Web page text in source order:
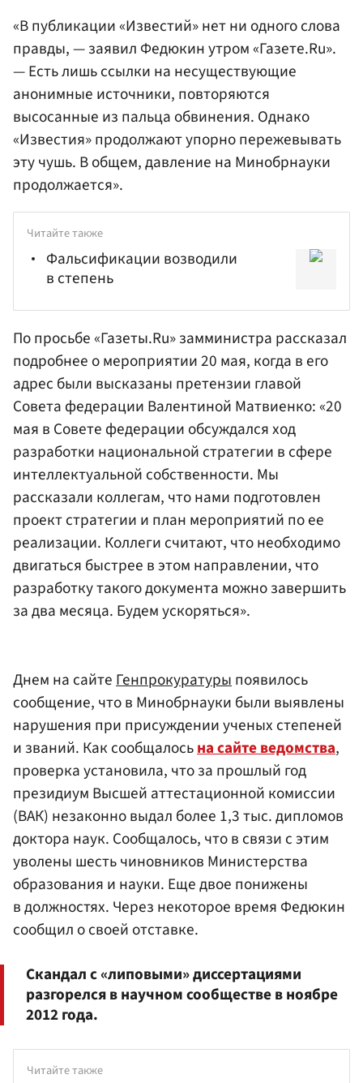
«В публикации «Известий» нет ни одного слова
правды, — заявил Федюкин утром «Газете.Ru».
— Есть лишь ссылки на несуществующие
анонимные источники, повторяются
высосанные из пальца обвинения. Однако
«Известия» продолжают упорно пережевывать
эту чушь. В общем, давление на Минобрнауки
продолжается».
Читайте также
Фальсификации возводили
в степень
По просьбе «Газеты.Ru» замминистра рассказал
подробнее о мероприятии 20 мая, когда в его
адрес были высказаны претензии главой
Совета федерации Валентиной Матвиенко: «20
мая в Совете федерации обсуждался ход
разработки национальной стратегии в сфере
интеллектуальной собственности. Мы
рассказали коллегам, что нами подготовлен
проект стратегии и план мероприятий по ее
реализации. Коллеги считают, что необходимо
двигаться быстрее в этом направлении, что
разработку такого документа можно завершить
за два месяца. Будем ускоряться».
Днем на сайтеГенпрокуратурыпоявилось
сообщение, что в Минобрнауки были выявлены
нарушения при присуждении ученых степеней
и званий. Как сообщалосьна сайте ведомства,
проверка установила, что за прошлый год
президиум Высшей аттестационной комиссии
(ВАК) незаконно выдал более 1,3 тыс. дипломов
доктора наук. Сообщалось, что в связи с этим
уволены шесть чиновников Министерства
образования и науки. Еще двое понижены
в должностях. Через некоторое время Федюкин
сообщил о своей отставке.
Скандал с «липовыми» диссертациями
разгорелся в научном сообществе в ноябре
2012 года.
Читайте также